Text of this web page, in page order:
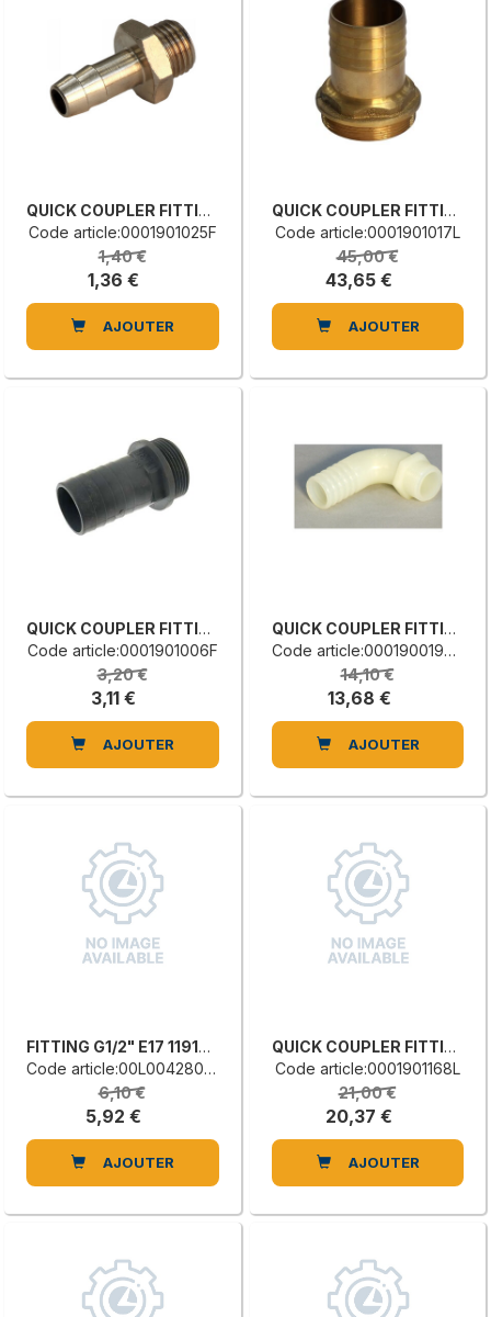
QUICK COUPLER FITTING
Code article:0001901025F
1,40 €
1,36 €
AJOUTER
QUICK COUPLER FITTING
Code article:0001901017L
45,00 €
43,65 €
AJOUTER
QUICK COUPLER FITTING
Code article:0001901006F
3,20 €
3,11 €
AJOUTER
QUICK COUPLER FITTING
Code article:0001900194C
14,10 €
13,68 €
AJOUTER
FITTING G1/2" E17 1191712
Code article:00L0042801A
6,10 €
5,92 €
AJOUTER
QUICK COUPLER FITTING
Code article:0001901168L
21,00 €
20,37 €
AJOUTER